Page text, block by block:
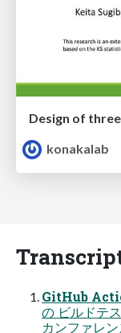
konakalab
GitHub
の ビルドテ
カンファレ